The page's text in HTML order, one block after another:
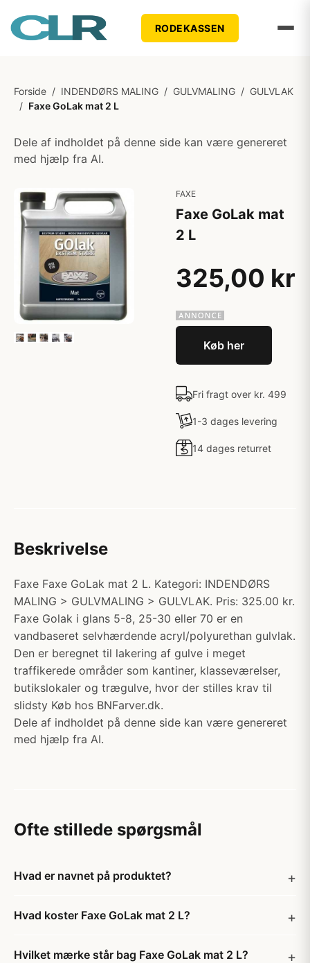
RODEKASSEN
Forside / INDENDØRS MALING / GULVMALING / GULVLAK
/ Faxe GoLak mat 2 L
Dele af indholdet på denne side kan være genereret
med hjælp fra AI.
FAXE
Faxe GoLak mat
2 L
325,00 kr
Køb her
Fri fragt over kr. 499
1-3 dages levering
14 dages returret
Beskrivelse
Faxe Faxe GoLak mat 2 L. Kategori: INDENDØRS
MALING > GULVMALING > GULVLAK. Pris: 325.00 kr.
Faxe Golak i glans 5-8, 25-30 eller 70 er en
vandbaseret selvhærdende acryl/polyurethan gulvlak.
Den er beregnet til lakering af gulve i meget
traffikerede områder som kantiner, klasseværelser,
butikslokaler og trægulve, hvor der stilles krav til
slidsty Køb hos BNFarver.dk.
Dele af indholdet på denne side kan være genereret
med hjælp fra AI.
Ofte stillede spørgsmål
Hvad er navnet på produktet?
Hvad koster Faxe GoLak mat 2 L?
Hvilket mærke står bag Faxe GoLak mat 2 L?